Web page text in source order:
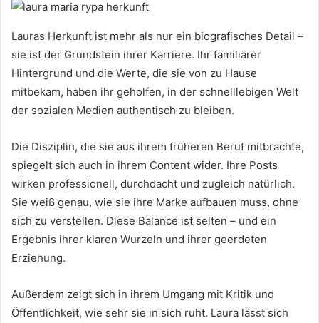
Lauras Herkunft ist mehr als nur ein biografisches Detail –
sie ist der Grundstein ihrer Karriere. Ihr familiärer
Hintergrund und die Werte, die sie von zu Hause
mitbekam, haben ihr geholfen, in der schnelllebigen Welt
der sozialen Medien authentisch zu bleiben.
Die Disziplin, die sie aus ihrem früheren Beruf mitbrachte,
spiegelt sich auch in ihrem Content wider. Ihre Posts
wirken professionell, durchdacht und zugleich natürlich.
Sie weiß genau, wie sie ihre Marke aufbauen muss, ohne
sich zu verstellen. Diese Balance ist selten – und ein
Ergebnis ihrer klaren Wurzeln und ihrer geerdeten
Erziehung.
Außerdem zeigt sich in ihrem Umgang mit Kritik und
Öffentlichkeit, wie sehr sie in sich ruht. Laura lässt sich